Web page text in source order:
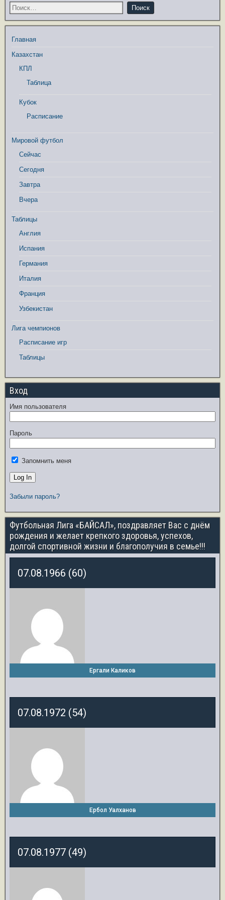
Главная
Казахстан
КПЛ
Таблица
Кубок
Расписание
Мировой футбол
Сейчас
Сегодня
Завтра
Вчера
Таблицы
Англия
Испания
Германия
Италия
Франция
Узбекистан
Лига чемпионов
Расписание игр
Таблицы
Вход
Имя пользователя
Пароль
Запомнить меня
Забыли пароль?
Футбольная Лига «БАЙСАЛ», поздравляет Вас с днём
рождения и желает крепкого здоровья, успехов,
долгой спортивной жизни и благополучия в семье!!!
07.08.1966 (60)
Ергали Каликов
07.08.1972 (54)
Ербол Уалханов
07.08.1977 (49)